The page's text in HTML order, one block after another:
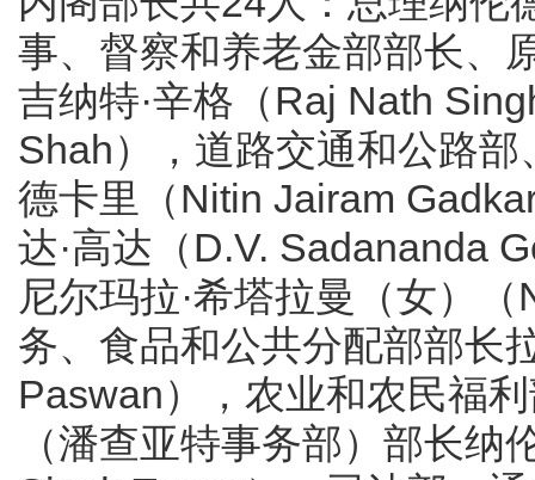
事、督察和养老金部部长、
吉纳特·辛格（Raj Nath
Shah），道路交通和公路部
德卡里（Nitin Jairam
达·高达（D.V. Sadananda
尼尔玛拉·希塔拉曼（女）
务、食品和公共分配部部长
Paswan），农业和农民福
（潘查亚特事务部）部长纳